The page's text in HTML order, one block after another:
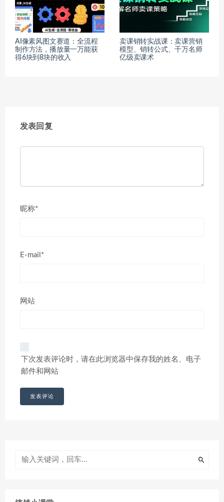
AI像素风图文赛道：全流程
制作方法，播放量一万能获
得6块到8块的收入
卖课销转实战课：卖课营销
模型、销转公式、千万名师
亿级卖课术
发表回复
昵称*
E-mail*
网站
下次发表评论时，请在此浏览器中保存我的姓名、电子
邮件和网站